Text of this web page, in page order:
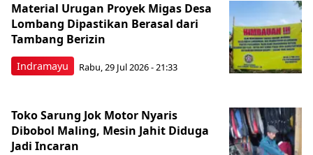
Indramayu
Material Urugan Proyek Migas Desa
Lombang Dipastikan Berasal dari
Tambang Berizin
Rabu, 29 Jul 2026 - 21:33
Toko Sarung Jok Motor Nyaris
Dibobol Maling, Mesin Jahit Diduga
Jadi Incaran